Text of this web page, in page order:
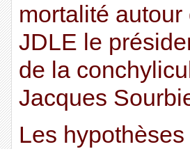
mortalité
JDLE le
de la
Jacques
Les